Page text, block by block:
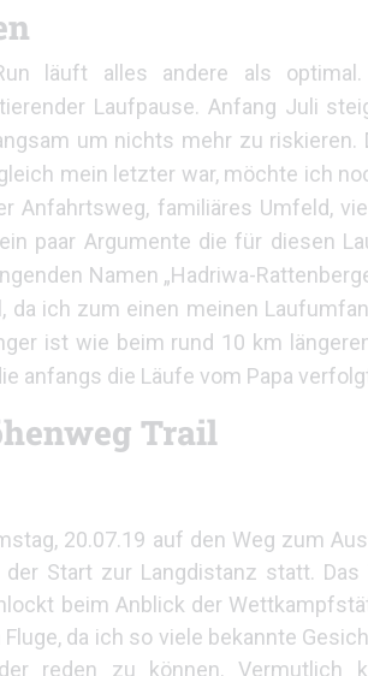
läuft alles andere als
Laufpause. Anfang Juli
um nichts mehr zu riskieren.
mein letzter war, möchte ich
Anfahrtsweg, familiäres Umfeld,
paar Argumente die für diesen
Namen „Hadriwa-
da ich zum einen meinen
ist wie beim rund 10 km
anfangs die Läufe vom Papa
Trail
20.07.19 auf den Weg zum
der Start zur Langdistanz statt.
beim Anblick der
da ich so viele bekannte
reden zu können. Vermutlich